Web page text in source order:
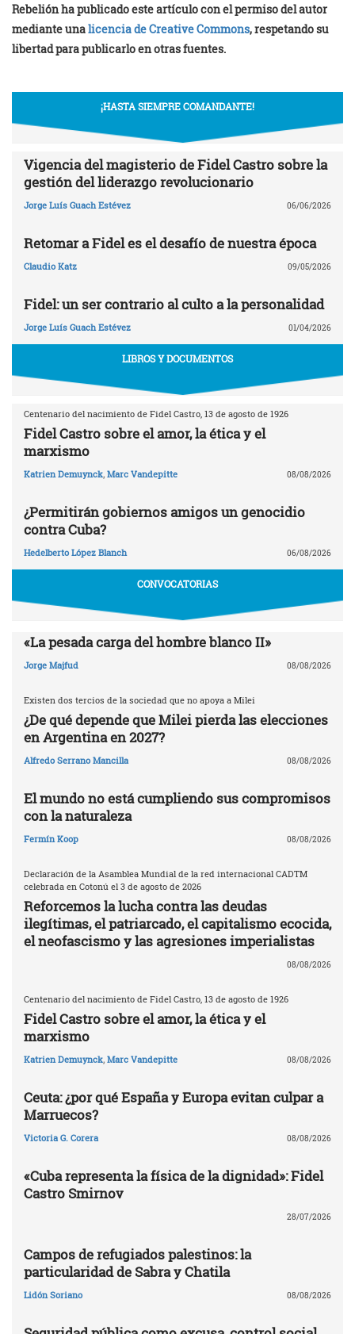
Rebelión ha publicado este artículo con el permiso del autor
mediante unalicencia de Creative Commons, respetando su
libertad para publicarlo en otras fuentes.
¡HASTA SIEMPRE COMANDANTE!
Vigencia del magisterio de Fidel Castro sobre la
gestión del liderazgo revolucionario
Jorge Luís Guach Estévez 06/06/2026
Retomar a Fidel es el desafío de nuestra época
Claudio Katz 09/05/2026
Fidel: un ser contrario al culto a la personalidad
Jorge Luís Guach Estévez 01/04/2026
LIBROS Y DOCUMENTOS
Centenario del nacimiento de Fidel Castro, 13 de agosto de 1926
Fidel Castro sobre el amor, la ética y el
marxismo
Katrien Demuynck, Marc Vandepitte 08/08/2026
¿Permitirán gobiernos amigos un genocidio
contra Cuba?
Hedelberto López Blanch 06/08/2026
CONVOCATORIAS
«La pesada carga del hombre blanco II»
Jorge Majfud 08/08/2026
Existen dos tercios de la sociedad que no apoya a Milei
¿De qué depende que Milei pierda las elecciones
en Argentina en 2027?
Alfredo Serrano Mancilla 08/08/2026
El mundo no está cumpliendo sus compromisos
con la naturaleza
Fermín Koop 08/08/2026
Declaración de la Asamblea Mundial de la red internacional CADTM
celebrada en Cotonú el 3 de agosto de 2026
Reforcemos la lucha contra las deudas
ilegítimas, el patriarcado, el capitalismo ecocida,
el neofascismo y las agresiones imperialistas
08/08/2026
Centenario del nacimiento de Fidel Castro, 13 de agosto de 1926
Fidel Castro sobre el amor, la ética y el
marxismo
Katrien Demuynck, Marc Vandepitte 08/08/2026
Ceuta: ¿por qué España y Europa evitan culpar a
Marruecos?
Victoria G. Corera 08/08/2026
«Cuba representa la física de la dignidad»: Fidel
Castro Smirnov
28/07/2026
Campos de refugiados palestinos: la
particularidad de Sabra y Chatila
Lidón Soriano 08/08/2026